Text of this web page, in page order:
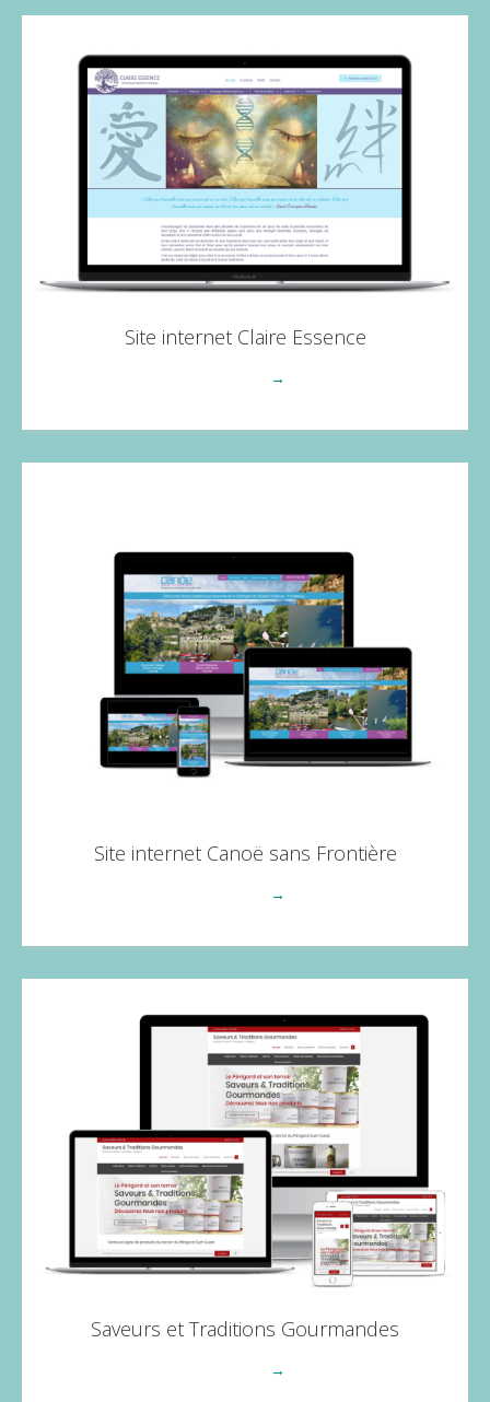
Site internet Claire Essence
→
Site internet Canoë sans Frontière
→
Saveurs et Traditions Gourmandes
→